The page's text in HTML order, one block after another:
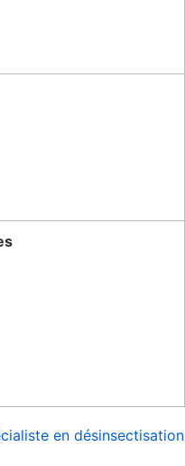
en désinsectisation